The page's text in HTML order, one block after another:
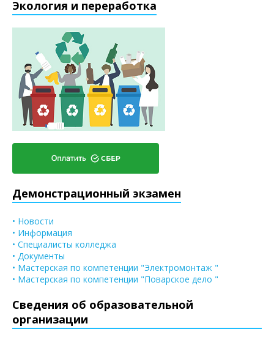
Экология и переработка
Демонстрационный экзамен
• Новости
• Информация
• Специалисты колледжа
• Документы
• Мастерская по компетенции "Электромонтаж "
• Мастерская по компетенции "Поварское дело "
Сведения об образовательной
организации